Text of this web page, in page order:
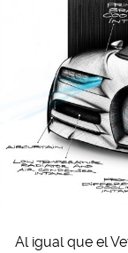
Al igual que el